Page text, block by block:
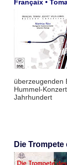
Françaix •
überzeugenden
Hummel-
Jahrhundert
Die